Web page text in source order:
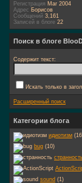
Регистрация Mar 2004
Адрес Борисов
Сообщений 3,161
Записей в блоге 22
Поиск в блоге
Содержит текст:
Искать только в
Расширенный поиск
Категории блога
идиотизм
bug (10)
sound (1)